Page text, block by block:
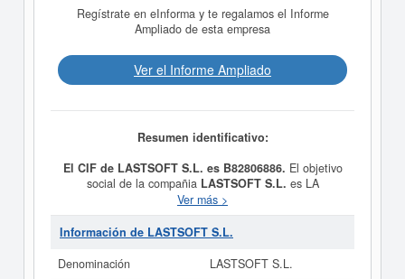
Regístrate en eInforma y te regalamos el Informe
Ampliado de esta empresa
Ver el Informe Ampliado
Resumen identificativo:
El CIF de LASTSOFT S.L. es B82806886. El objetivo
social de la compañia LASTSOFT S.L. es LA
PRESTACION DE SERVICIOS DE ASESORIA
INFORMATICA, DESARROLLO DE SOFTWARE,
COMPRA, VENTA DE ORDENADORES Y SOFTWARE,
TELECOMUNICACIONES, ASI COMO LA
Ver más >
Información de LASTSOFT S.L.
Denominación
LASTSOFT S.L.